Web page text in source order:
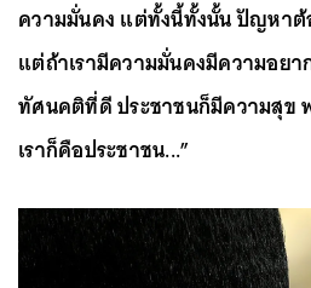
ความมั่นคง แต่ทั้งนี้ทั้งนั้น ปัญหาต้
แต่ถ้าเรามีความมั่นคงมีความอย
ทัศนคติที่ดี ประชาชนก็มีความสุข
เราก็คือประชาชน...”